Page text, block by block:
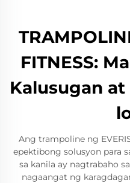
FITNESS:
Kalusugan
Ang trampoline ng
epektibong solusyon para
sa kanila ay nagtrabaho
nagaangat ng